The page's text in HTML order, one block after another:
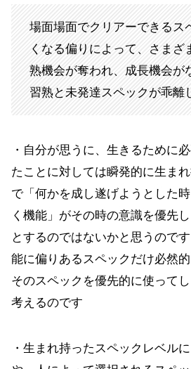
場面場面でクリアーできるス
くなる偏りによって、さまざ
熟機会が奪われ、成長機会が
習熟と未発達スペックが乖離
・自分が思うに、生きるために
たことに対しては瞬発的に生ま
で「何かを成し遂げようとした
く機能」がその時の意識を優先
とするのではないかと思うので
能に偏りあるスペックだけ必然的
そのスペックを優先的に使って
考えるのです
・生まれ持ったスペックレベル